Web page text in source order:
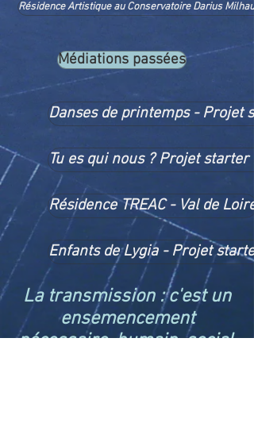
Résidence Artistique au Conservatoire Darius
Médiations passées
Danses de printemps - Projet
Tu es qui nous ? Projet
Résidence TREAC - Val de Loire
Enfants de Lygia - Projet
La transmission: c'est un
ensemencement
nécessaire, humain, social,